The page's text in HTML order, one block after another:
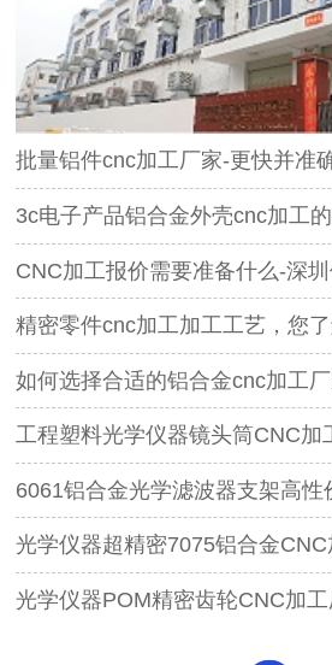
批量铝件cnc加工厂家-更快并准确获
3c电子产品铝合金外壳cnc加工
CNC加工报价需要准备什么-深
精密零件cnc加工加工工艺，您了
如何选择合适的铝合金cnc加工厂
工程塑料光学仪器镜头筒CNC加工厂家推荐：
6061铝合金光学滤波器支架高性价比CNC加工厂家怎么
光学仪器超精密7075铝合金CNC加工厂家推
光学仪器POM精密齿轮CNC加工厂家推荐：避